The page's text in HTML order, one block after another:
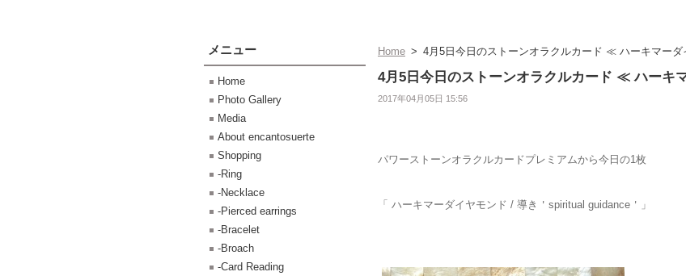
Home > 4月5日今日のストーンオラクルカード ≪ ハーキマー
4月5日今日のストーンオラクルカード ≪ ハーキ
2017年04月05日 15:56
パワーストーンオラクルカードプレミアムから今日の1枚
「 ハーキマーダイヤモンド / 導き＇spiritual guidance＇」
メニュー
Home
Photo Gallery
Media
About encantosuerte
Shopping
-Ring
-Necklace
-Pierced earrings
-Bracelet
-Broach
-Card Reading